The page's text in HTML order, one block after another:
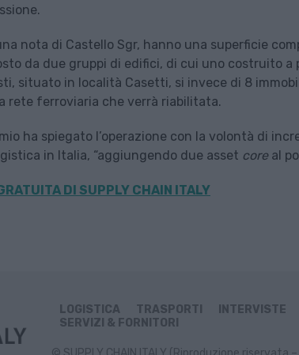
nota di Castello Sgr, hanno una superficie
da due gruppi di edifici, di cui uno costruito a
situato in località Casetti, si invece di 8
rete ferroviaria che verrà riabilitata.
ha spiegato l’operazione con la volontà di
in Italia, “aggiungendo due asset core al
DI SUPPLY CHAIN ITALY
LOGISTICA TRASPORTI INTERVISTE
SERVIZI & FORNITORI